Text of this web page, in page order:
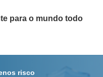
para o mundo todo
risco